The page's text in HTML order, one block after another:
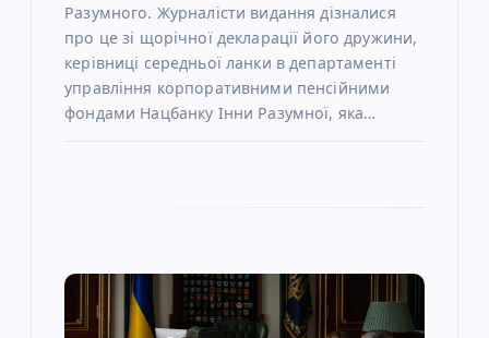
Разумного. Журналісти видання дізналися
про це зі щорічної декларації його дружини,
керівниці середньої ланки в департаменті
управління корпоративними пенсійними
фондами Нацбанку Інни Разумної, яка…